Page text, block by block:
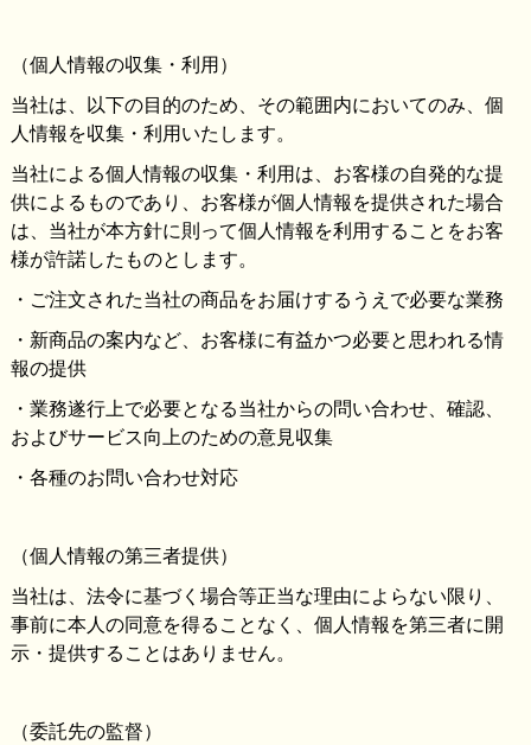
（個人情報の収集・利用）
当社は、以下の目的のため、その範囲内においてのみ、個
人情報を収集・利用いたします。
当社による個人情報の収集・利用は、お客様の自発的な提
供によるものであり、お客様が個人情報を提供された場合
は、当社が本方針に則って個人情報を利用することをお客
様が許諾したものとします。
・ご注文された当社の商品をお届けするうえで必要な業務
・新商品の案内など、お客様に有益かつ必要と思われる情
報の提供
・業務遂行上で必要となる当社からの問い合わせ、確認、
およびサービス向上のための意見収集
・各種のお問い合わせ対応
（個人情報の第三者提供）
当社は、法令に基づく場合等正当な理由によらない限り、
事前に本人の同意を得ることなく、個人情報を第三者に開
示・提供することはありません。
（委託先の監督）